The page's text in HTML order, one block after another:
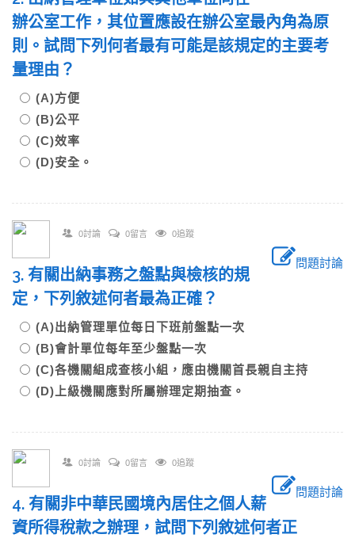
辦公室工作，其位置應設在辦公室最內角為原
則。試問下列何者最有可能是該規定的主要考
量理由？
(A)方便
(B)公平
(C)效率
(D)安全。
0討論 0留言 0追蹤
問題討論
3. 有關出納事務之盤點與檢核的規
定，下列敘述何者最為正確？
(A)出納管理單位每日下班前盤點一次
(B)會計單位每年至少盤點一次
(C)各機關組成查核小組，應由機關首長親自主持
(D)上級機關應對所屬辦理定期抽查。
0討論 0留言 0追蹤
問題討論
4. 有關非中華民國境內居住之個人薪
資所得稅款之辦理，試問下列敘述何者正